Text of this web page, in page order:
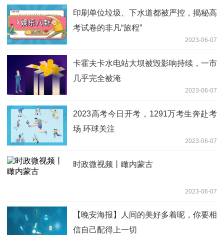
印刷单位垃圾、下水道都被严控，揭秘高
考试卷的非凡“旅程”
2023-06-07
卡霍夫卡水电站大坝被毁影响持续，一市
几乎完全被淹
2023-06-07
2023高考今日开考，1291万考生奔赴考
场 环球关注
2023-06-07
时政微视频丨瞰内蒙古
2023-06-07
【晚安海报】人间的美好多着呢，你要相
信自己配得上一切